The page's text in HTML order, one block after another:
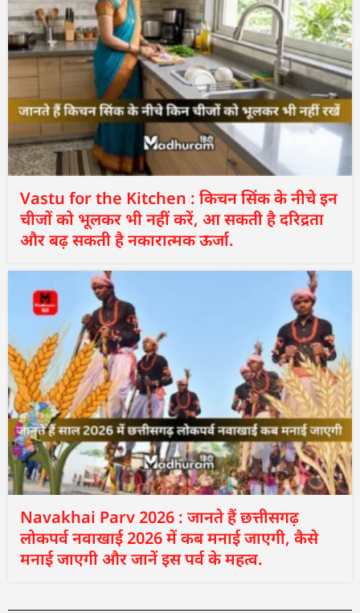
Vastu for the Kitchen : किचन सिंक के नीचे इन
चीजों को भूलकर भी नहीं करें, आ सकती है दरिद्रता
और बढ़ सकती है नकारात्मक ऊर्जा.
Navakhai Parv 2026 : जानते हैं छत्तीसगढ़
लोकपर्व नवाखाई 2026 में कब मनाई जाएगी, कैसे
मनाई जाएगी और जानें इस पर्व के महत्व.